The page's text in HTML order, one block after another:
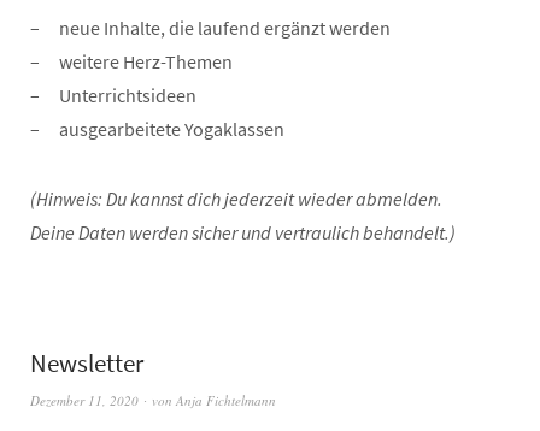
neue Inhalte, die laufend ergänzt werden
weitere Herz-Themen
Unterrichtsideen
ausgearbeitete Yogaklassen
(Hinweis: Du kannst dich jederzeit wieder abmelden.
Deine Daten werden sicher und vertraulich behandelt.)
Newsletter
Dezember 11, 2020 von Anja Fichtelmann